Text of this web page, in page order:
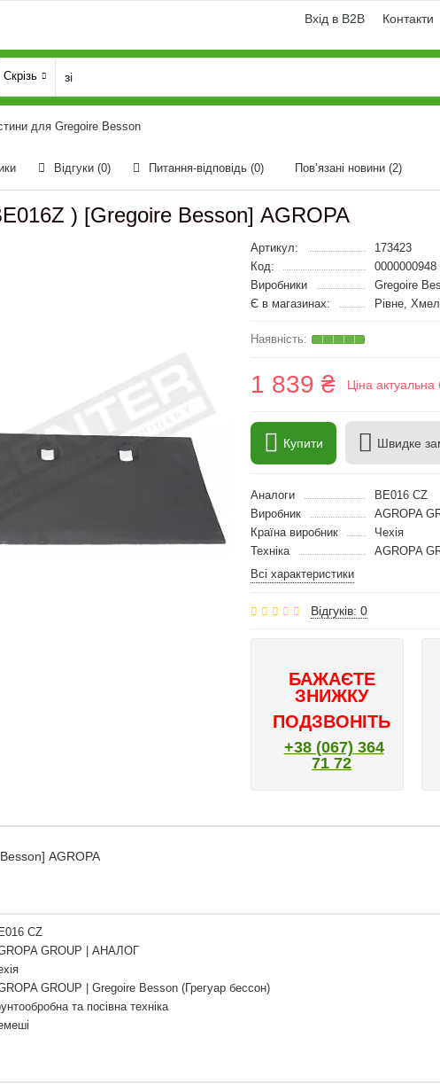
Вхід в B2B Контакти
Скрізь
для Gregoire Besson
Відгуки (0) Питання-відповідь (0) Пов’язані новини (2)
) [Gregoire Besson] AGROPA
Артикул:
173423
Код:
0000000948
Виробники
Gregoire
Є в магазинах:
Рівне,
1 839 ₴ Ціна актуальна
Купити Швидке
Аналоги
BE016 CZ
Виробник
AGROPA
Країна виробник
Чехія
Техніка
AGROPA
Всі характеристики
Відгуків: 0
БАЖАЄТЕ
ЗНИЖКУ
ПОДЗВОНІТЬ
+38 (067) 364
71 72
AGROPA
CZ
GROUP | АНАЛОГ
GROUP | Gregoire Besson (Грегуар бессон)
та посівна техніка